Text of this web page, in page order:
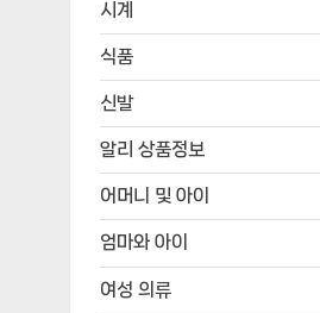
시계
식품
신발
알리 상품정보
어머니 및 아이
엄마와 아이
여성 의류